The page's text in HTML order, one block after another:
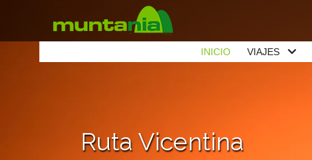
INICIO VIAJES
Ruta Vicentina